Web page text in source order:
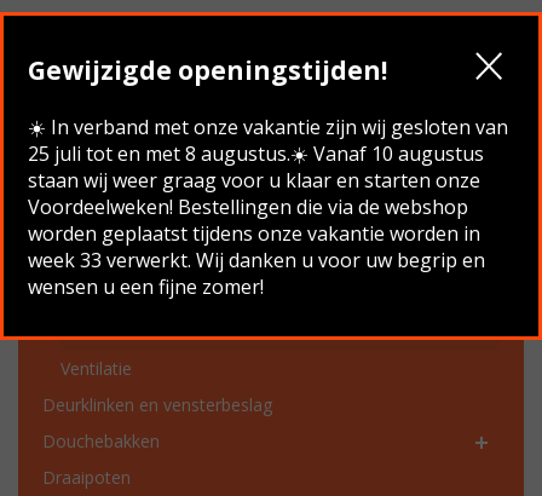
GRATIS TRANSPORT IN NL BIJ AANKOOP
KLANTEN BEOORDELEN ONS MET EEN 9.6/10
Productcategorieën
Chassis onderdelen
Dakgoten en dakgoot onderdelen
Dakluiken en ventilatie
Dakluik met hor
Ventilatie
Deurklinken en vensterbeslag
Douchebakken
Draaipoten
Gewijzigde openingstijden!
☀️ In verband met onze vakantie zijn wij gesloten van
25 juli tot en met 8 augustus.☀️ Vanaf 10 augustus
staan wij weer graag voor u klaar en starten onze
Voordeelweken! Bestellingen die via de webshop
worden geplaatst tijdens onze vakantie worden in
week 33 verwerkt. Wij danken u voor uw begrip en
wensen u een fijne zomer!